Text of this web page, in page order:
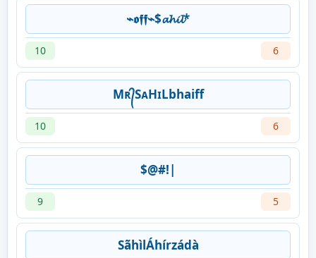
⌁𝖔𝖋𝖋⌁$𝓪𝓱𝓲𝓵*
10 6
Mʀ᭄SᴀHɪLbhaiff
10 6
$@#!|
9 5
SãhìlÁhírzádà